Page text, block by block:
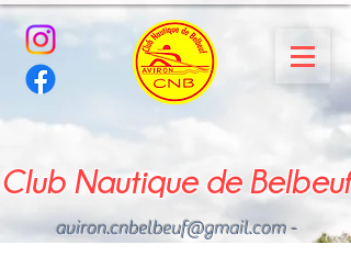
Club Nautique de Belbeuf
aviron.cnbelbeuf@gmail.com-